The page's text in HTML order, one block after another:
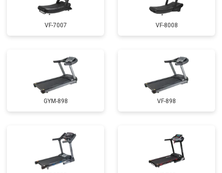
VF-7007 VF-8008
GYM-898 VF-898